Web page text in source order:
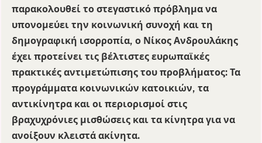
παρακολουθεί το στεγαστικό πρόβλημα να
υπονομεύει την κοινωνική συνοχή και τη
δημογραφική ισορροπία, ο Νίκος Ανδρουλάκης
έχει προτείνει τις βέλτιστες ευρωπαϊκές
πρακτικές αντιμετώπισης του προβλήματος: Τα
προγράμματα κοινωνικών κατοικιών, τα
αντικίνητρα και οι περιορισμοί στις
βραχυχρόνιες μισθώσεις και τα κίνητρα για να
ανοίξουν κλειστά ακίνητα.